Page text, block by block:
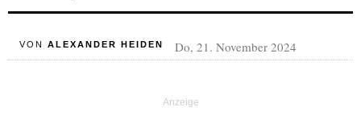
VON ALEXANDER HEIDEN Do, 21. November 2024